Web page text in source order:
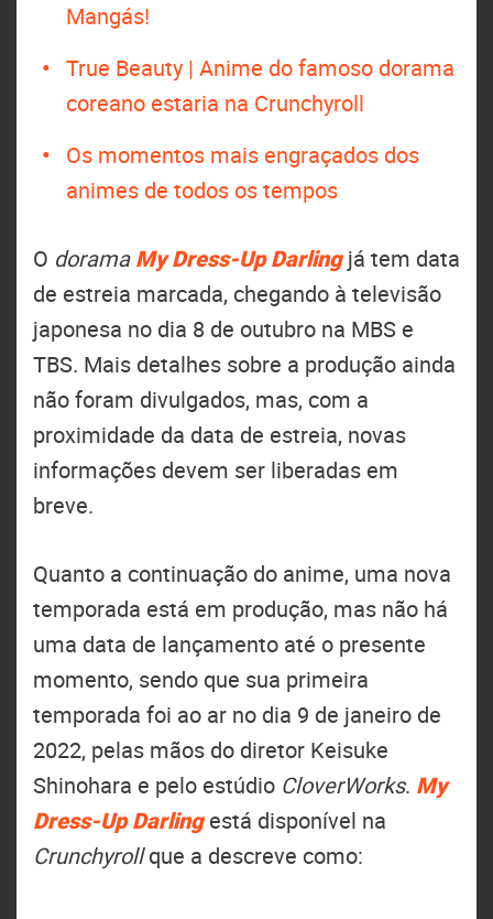
Mangás!
True Beauty | Anime do famoso dorama
coreano estaria na Crunchyroll
Os momentos mais engraçados dos
animes de todos os tempos
O doramaMy Dress-Up Darlingjá tem data
de estreia marcada, chegando à televisão
japonesa no dia 8 de outubro na MBS e
TBS. Mais detalhes sobre a produção ainda
não foram divulgados, mas, com a
proximidade da data de estreia, novas
informações devem ser liberadas em
breve.
Quanto a continuação do anime, uma nova
temporada está em produção, mas não há
uma data de lançamento até o presente
momento, sendo que sua primeira
temporada foi ao ar no dia 9 de janeiro de
2022, pelas mãos do diretor Keisuke
Shinohara e pelo estúdio CloverWorks. My
Dress-Up Darling está disponível na
Crunchyrollque a descreve como: